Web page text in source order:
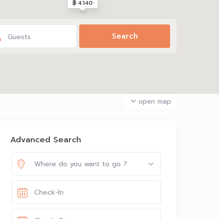
฿ 4140
open map
Guests
Advanced Search
Where do you want to go ?